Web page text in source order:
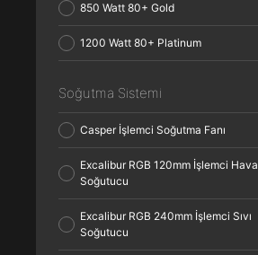
850 Watt 80+ Gold
1200 Watt 80+ Platinum
Soğutma Sistemi
Casper İşlemci Soğutma Fanı
Excalibur RGB 120mm İşlemci Hava
Soğutucu
Excalibur RGB 240mm İşlemci Sıvı
Soğutucu